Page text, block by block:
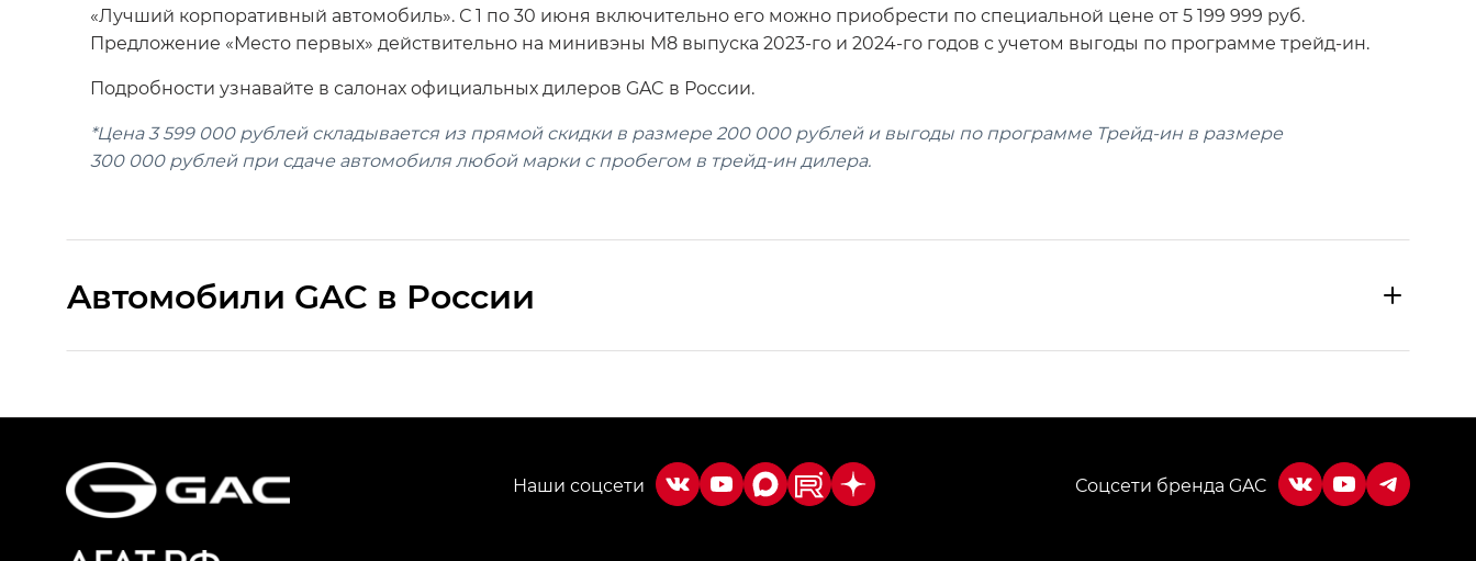
«Лучший корпоративный автомобиль». С 1 по 30 июня включительно его можно приобрести по специальной цене от 5 199 999 руб.
Предложение «Место первых» действительно на минивэны M8 выпуска 2023-го и 2024-го годов с учетом выгоды по программе трейд-ин.
Подробности узнавайте в салонах официальных дилеров GAC в России.
*Цена 3 599 000 рублей складывается из прямой скидки в размере 200 000 рублей и выгоды по программе Трейд-ин в размере
300 000 рублей при сдаче автомобиля любой марки с пробегом в трейд-ин дилера.
Aвтомобили GAC в России
HYPTEC HT — Хайптек Эйч Ти (HYPTEC HT) в комплектации Экс ПРЕМИУМ — EX PREMIUM
AION V — Айон Ви в комплектациях Экс — EX, Экс ПРЕМИУМ — EX Premium
Соцсети бренда GAC